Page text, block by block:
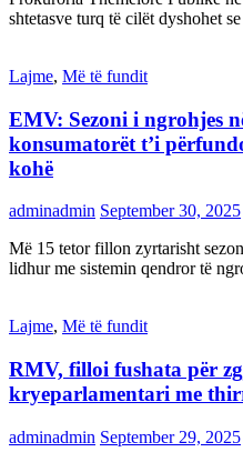
shtetasve turq të cilët dyshohet
Lajme, Më të fundit
EMV: Sezoni i ngrohjes
konsumatorët t’i
kohë
adminadmin September 30, 2025
Më 15 tetor fillon zyrtarisht
lidhur me sistemin qendror të
Lajme, Më të fundit
RMV, filloi fushata për
kryeparlamentari me
adminadmin September 29, 2025